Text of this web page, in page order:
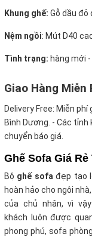
Khung ghế: Gỗ dầu đỏ
Nệm ngồi: Mút D40
Tình trạng: hàng mới
Giao Hàng Miễn
Delivery Free: Miễn phí
Bình Dương. - Các
chuyển báo giá.
Ghế Sofa Giá Rẻ
Bộ ghế sofađẹp tạo
hoàn hảo cho ngôi
của chủ nhân, vì
khách luôn được
phong phú, sofa